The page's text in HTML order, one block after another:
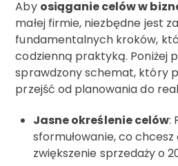
Aby osiąganie celów w
małej firmie, niezbędne jest
fundamentalnych kroków,
codzienną praktyką. Poniżej
sprawdzony schemat, który
przejść od planowania do
Jasne określenie celów:
sformułowanie, co
zwiększenie sprzedaży o